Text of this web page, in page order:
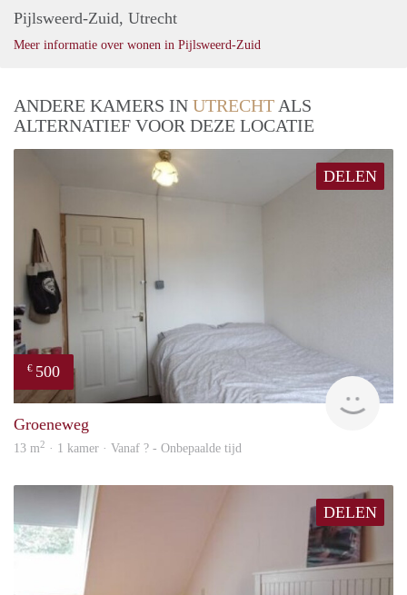
Pijlsweerd-Zuid, Utrecht
Meer informatie over wonen in Pijlsweerd-Zuid
ANDERE KAMERS IN UTRECHT ALS
ALTERNATIEF VOOR DEZE LOCATIE
DELEN
€ 500
rent
Groeneweg
13 m2 · 1 kamer · Vanaf ? - Onbepaalde tijd
DELEN